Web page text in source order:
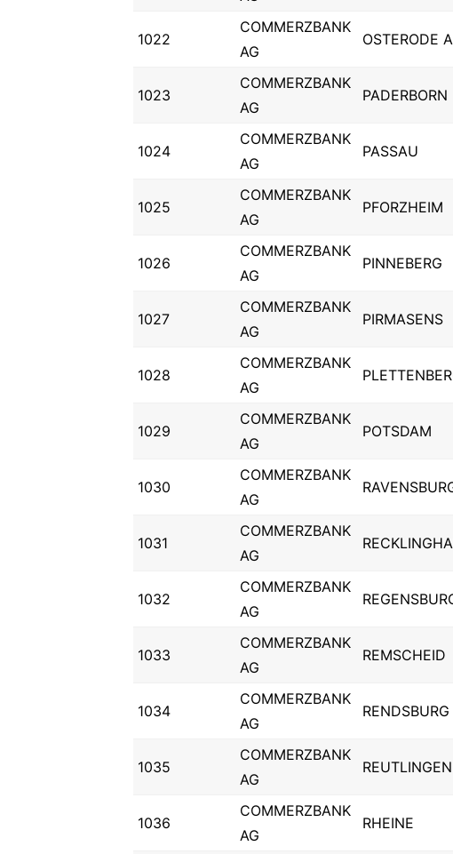
1022
COMMERZBANK
AG
OSTERODE
1023
COMMERZBANK
AG
PADERBORN
1024
COMMERZBANK
AG
PASSAU
1025
COMMERZBANK
AG
PFORZHEIM
1026
COMMERZBANK
AG
PINNEBERG
1027
COMMERZBANK
AG
PIRMASENS
1028
COMMERZBANK
AG
1029
COMMERZBANK
AG
POTSDAM
1030
COMMERZBANK
AG
1031
COMMERZBANK
AG
1032
COMMERZBANK
AG
1033
COMMERZBANK
AG
REMSCHEID
1034
COMMERZBANK
AG
RENDSBURG
1035
COMMERZBANK
AG
REUTLINGEN
1036
COMMERZBANK
AG
RHEINE